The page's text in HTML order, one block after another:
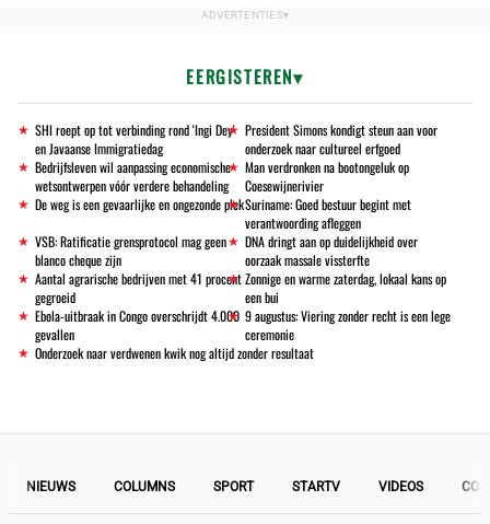
EERGISTEREN
SHI roept op tot verbinding rond 'Ingi Dey'
en Javaanse Immigratiedag
President Simons kondigt steun aan voor
onderzoek naar cultureel erfgoed
Bedrijfsleven wil aanpassing economische
wetsontwerpen vóór verdere behandeling
Man verdronken na bootongeluk op
Coesewijnerivier
De weg is een gevaarlijke en ongezonde plekSuriname: Goed bestuur begint met
verantwoording afleggen
VSB: Ratificatie grensprotocol mag geen
blanco cheque zijn
DNA dringt aan op duidelijkheid over
oorzaak massale vissterfte
Aantal agrarische bedrijven met 41 procent
gegroeid
Zonnige en warme zaterdag, lokaal kans op
een bui
Ebola-uitbraak in Congo overschrijdt 4.000
gevallen
9 augustus: Viering zonder recht is een lege
ceremonie
Onderzoek naar verdwenen kwik nog altijd zonder resultaat
NIEUWS COLUMNS SPORT STARTV VIDEOS